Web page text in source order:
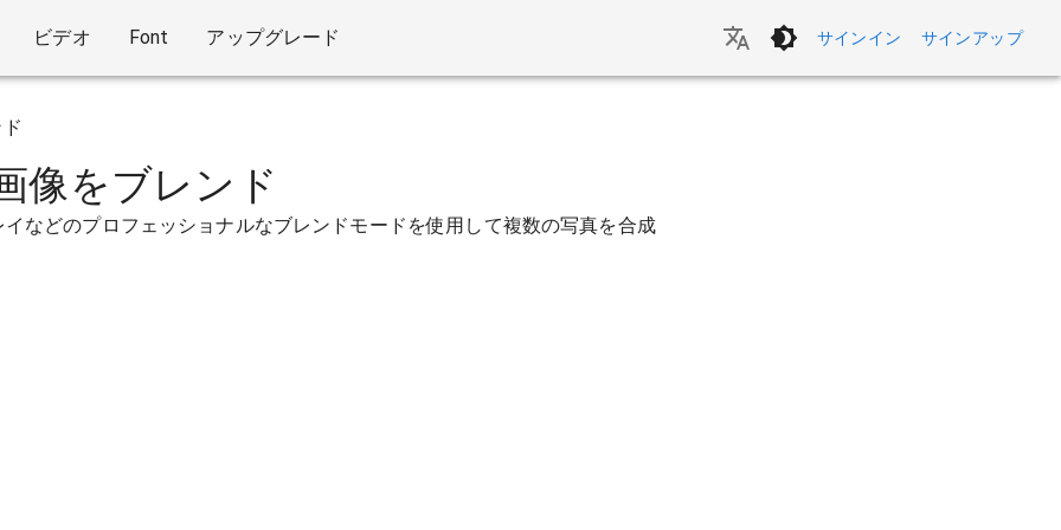
ビデオ Font アップグレード サインイン サインアップ
像をブレンド
などのプロフェッショナルなブレンドモードを使用して複数の写真を合成